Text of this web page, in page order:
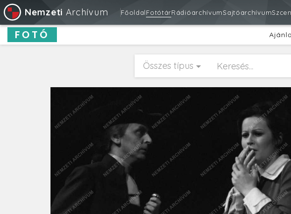
Nemzeti Archívum FőoldalFotótárRádióarchívumSajtóarchívum
FOTÓ
Összes típus